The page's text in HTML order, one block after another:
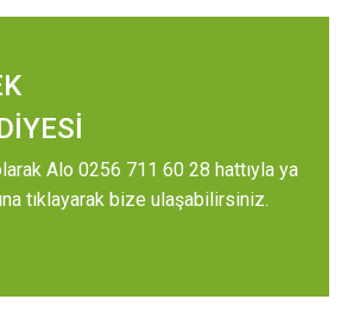
Alo 0256 711 60 28 hattıyla ya
tıklayarak bize ulaşabilirsiniz.